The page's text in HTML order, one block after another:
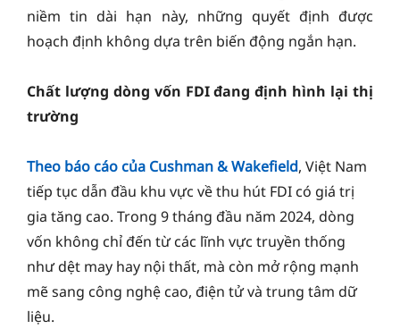
niềm tin dài hạn này, những quyết định được
hoạch định không dựa trên biến động ngắn hạn.
Chất lượng dòng vốn FDI đang định hình lại thị
trường
Theo báo cáo của Cushman & Wakefield, Việt Nam
tiếp tục dẫn đầu khu vực về thu hút FDI có giá trị
gia tăng cao. Trong 9 tháng đầu năm 2024, dòng
vốn không chỉ đến từ các lĩnh vực truyền thống
như dệt may hay nội thất, mà còn mở rộng mạnh
mẽ sang công nghệ cao, điện tử và trung tâm dữ
liệu.